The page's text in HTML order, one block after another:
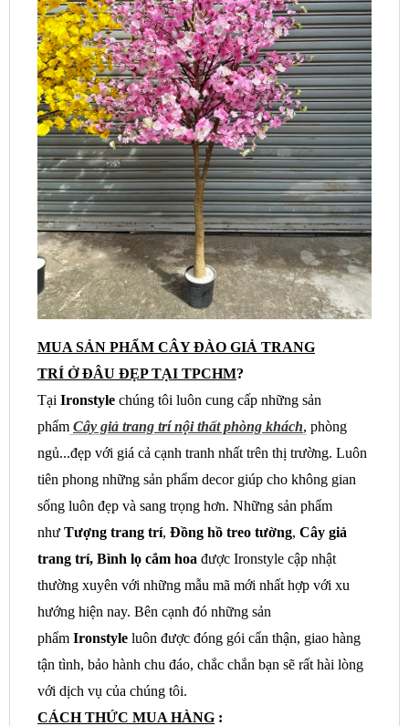
MUA SẢN PHẨM CÂY ĐÀO GIẢ TRANG
TRÍ Ở ĐÂU ĐẸP TẠI TPCHM?
Tại Ironstyle chúng tôi luôn cung cấp những sản
phẩm Cây giả trang trí nội thất phòng khách, phòng
ngủ...đẹp với giá cả cạnh tranh nhất trên thị trường. Luôn
tiên phong những sản phẩm decor giúp cho không gian
sống luôn đẹp và sang trọng hơn. Những sản phẩm
như Tượng trang trí, Đồng hồ treo tường, Cây giả
trang trí, Bình lọ cắm hoa được Ironstyle cập nhật
thường xuyên với những mẫu mã mới nhất hợp với xu
hướng hiện nay. Bên cạnh đó những sản
phẩm Ironstyle luôn được đóng gói cẩn thận, giao hàng
tận tình, bảo hành chu đáo, chắc chắn bạn sẽ rất hài lòng
với dịch vụ của chúng tôi.
CÁCH THỨC MUA HÀNG :